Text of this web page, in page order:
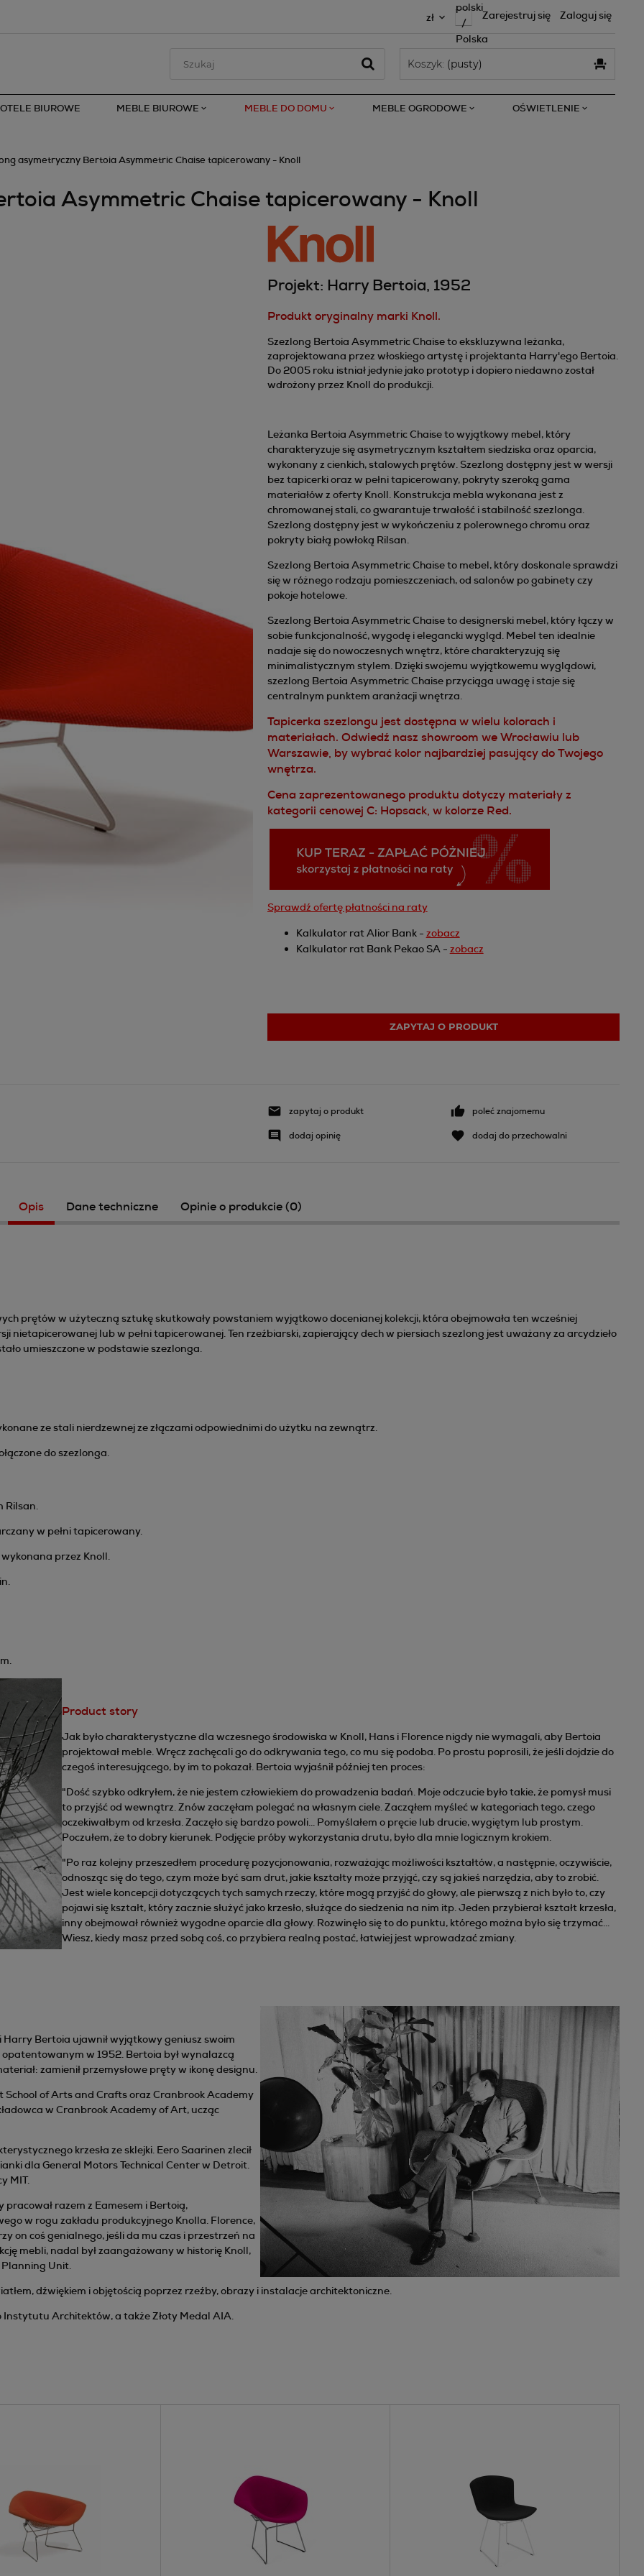
Zarejestruj się Zaloguj się
Koszyk: (pusty)
BIUROWE MEBLE BIUROWE MEBLE DO DOMU MEBLE OGRODOWE OŚWIETLENIE
asymetryczny Bertoia Asymmetric Chaise tapicerowany - Knoll
Asymmetric Chaise tapicerowany - Knoll
Projekt: Harry Bertoia, 1952
Produkt oryginalny marki Knoll.
Szezlong Bertoia Asymmetric Chaise to ekskluzywna leżanka,
zaprojektowana przez włoskiego artystę i projektanta Harry'ego Bertoia.
Do 2005 roku istniał jedynie jako prototyp i dopiero niedawno został
wdrożony przez Knoll do produkcji.
Leżanka Bertoia Asymmetric Chaise to wyjątkowy mebel, który
charakteryzuje się asymetrycznym kształtem siedziska oraz oparcia,
wykonany z cienkich, stalowych prętów. Szezlong dostępny jest w wersji
bez tapicerki oraz w pełni tapicerowany, pokryty szeroką gama
materiałów z oferty Knoll. Konstrukcja mebla wykonana jest z
chromowanej stali, co gwarantuje trwałość i stabilność szezlonga.
Szezlong dostępny jest w wykończeniu z polerownego chromu oraz
pokryty białą powłoką Rilsan.
Szezlong Bertoia Asymmetric Chaise to mebel, który doskonale sprawdzi
się w różnego rodzaju pomieszczeniach, od salonów po gabinety czy
pokoje hotelowe.
Szezlong Bertoia Asymmetric Chaise to designerski mebel, który łączy w
sobie funkcjonalność, wygodę i elegancki wygląd. Mebel ten idealnie
nadaje się do nowoczesnych wnętrz, które charakteryzują się
minimalistycznym stylem. Dzięki swojemu wyjątkowemu wyglądowi,
szezlong Bertoia Asymmetric Chaise przyciąga uwagę i staje się
centralnym punktem aranżacji wnętrza.
Tapicerka szezlongu jest dostępna w wielu kolorach i
materiałach. Odwiedź nasz showroom we Wrocławiu lub
Warszawie, by wybrać kolor najbardziej pasujący do Twojego
wnętrza.
Cena zaprezentowanego produktu dotyczy materiały z
kategorii cenowej C: Hopsack, w kolorze Red.
Sprawdź ofertę płatności na raty
Kalkulator rat Alior Bank - zobacz
Kalkulator rat Bank Pekao SA - zobacz
ZAPYTAJ O PRODUKT
zapytaj o produkt poleć znajomemu
dodaj opinię dodaj do przechowalni
Opis Dane techniczne Opinie o produkcie (0)
prętów w użyteczną sztukę skutkowały powstaniem wyjątkowo docenianej kolekcji, która obejmowała ten wcześniej
lub w pełni tapicerowanej. Ten rzeźbiarski, zapierający dech w piersiach szezlong jest uważany za arcydzieło
umieszczone w podstawie szezlonga.
ze stali nierdzewnej ze złączami odpowiednimi do użytku na zewnątrz.
do szezlonga.
Rilsan.
w pełni tapicerowany.
przez Knoll.
Product story
Jak było charakterystyczne dla wczesnego środowiska w Knoll, Hans i Florence nigdy nie wymagali, aby Bertoia
projektował meble. Wręcz zachęcali go do odkrywania tego, co mu się podoba. Po prostu poprosili, że jeśli dojdzie do
czegoś interesującego, by im to pokazał. Bertoia wyjaśnił później ten proces:
"Dość szybko odkryłem, że nie jestem człowiekiem do prowadzenia badań. Moje odczucie było takie, że pomysł musi
to przyjść od wewnątrz. Znów zaczęłam polegać na własnym ciele. Zacząłem myśleć w kategoriach tego, czego
oczekiwałbym od krzesła. Zaczęło się bardzo powoli... Pomyślałem o pręcie lub drucie, wygiętym lub prostym.
Poczułem, że to dobry kierunek. Podjęcie próby wykorzystania drutu, było dla mnie logicznym krokiem.
"Po raz kolejny przeszedłem procedurę pozycjonowania, rozważając możliwości kształtów, a następnie, oczywiście,
odnosząc się do tego, czym może być sam drut, jakie kształty może przyjąć, czy są jakieś narzędzia, aby to zrobić.
Jest wiele koncepcji dotyczących tych samych rzeczy, które mogą przyjść do głowy, ale pierwszą z nich było to, czy
pojawi się kształt, który zacznie służyć jako krzesło, służące do siedzenia na nim itp. Jeden przybierał kształt krzesła,
inny obejmował również wygodne oparcie dla głowy. Rozwinęło się to do punktu, którego można było się trzymać...
Wiesz, kiedy masz przed sobą coś, co przybiera realną postać, łatwiej jest wprowadzać zmiany.
Bertoia ujawnił wyjątkowy geniusz swoim
w 1952. Bertoia był wynalazcą
zamienił przemysłowe pręty w ikonę designu.
School of Arts and Crafts oraz Cranbrook Academy
w Cranbrook Academy of Art, ucząc
krzesła ze sklejki. Eero Saarinen zlecił
dla General Motors Technical Center w Detroit.
MIT.
razem z Eamesem i Bertoią,
w rogu zakładu produkcyjnego Knolla. Florence,
on coś genialnego, jeśli da mu czas i przestrzeń na
mebli, nadal był zaangażowany w historię Knoll,
Unit.
dźwiękiem i objętością poprzez rzeźby, obrazy i instalacje architektoniczne.
Architektów, a także Złoty Medal AIA.